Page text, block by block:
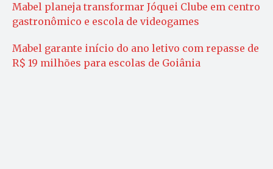
Mabel planeja transformar Jóquei Clube em centro
gastronômico e escola de videogames
Mabel garante início do ano letivo com repasse de
R$ 19 milhões para escolas de Goiânia